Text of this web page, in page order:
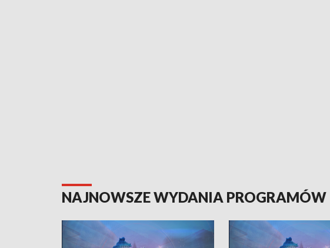
NAJNOWSZE WYDANIA PROGRAMÓW